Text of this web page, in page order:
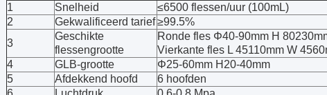
1 Snelheid
≤6500 flessen/uur (100mL)
2
Gekwalificeerd tarief≥99.5%
3
Geschikte
flessengrootte
Ronde fles Φ40-90mm H
Vierkante fles L 45110mm W
4
GLB-grootte
Φ25-60mm H20-40mm
5
Afdekkend hoofd
6 hoofden